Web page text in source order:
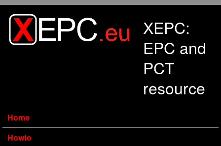
XEPC:
EPC and
PCT
resource
Home
Howto